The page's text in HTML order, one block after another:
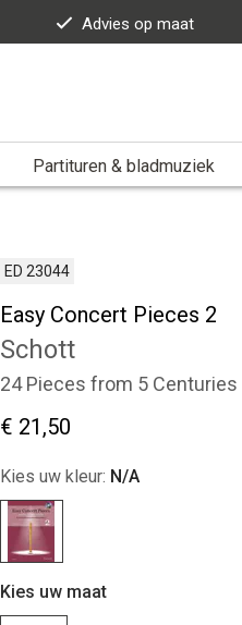
Advies op maat
Partituren & bladmuziek
ED 23044
Easy Concert Pieces 2
Schott
24 Pieces from 5 Centuries
€ 21,50
Kies uw kleur: N/A
Kies uw maat